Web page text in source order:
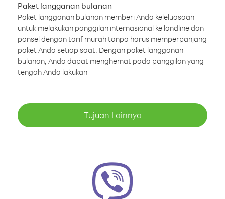
Paket langganan bulanan
Paket langganan bulanan memberi Anda keleluasaan
untuk melakukan panggilan internasional ke landline dan
ponsel dengan tarif murah tanpa harus memperpanjang
paket Anda setiap saat. Dengan paket langganan
bulanan, Anda dapat menghemat pada panggilan yang
tengah Anda lakukan
Tujuan Lainnya